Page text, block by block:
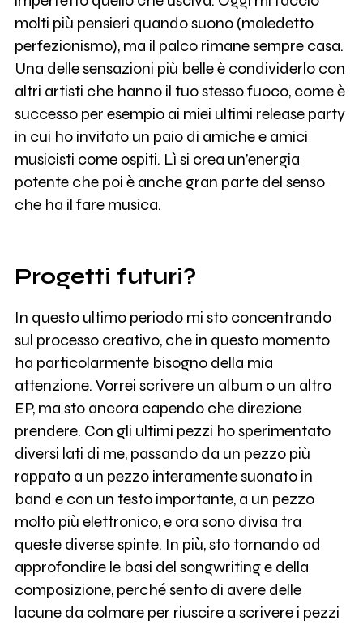
molti più pensieri quando suono (maledetto
perfezionismo), ma il palco rimane sempre casa.
Una delle sensazioni più belle è condividerlo con
altri artisti che hanno il tuo stesso fuoco, come è
successo per esempio ai miei ultimi release party
in cui ho invitato un paio di amiche e amici
musicisti come ospiti. Lì si crea un’energia
potente che poi è anche gran parte del senso
che ha il fare musica.
Progetti futuri?
In questo ultimo periodo mi sto concentrando
sul processo creativo, che in questo momento
ha particolarmente bisogno della mia
attenzione. Vorrei scrivere un album o un altro
EP, ma sto ancora capendo che direzione
prendere. Con gli ultimi pezzi ho sperimentato
diversi lati di me, passando da un pezzo più
rappato a un pezzo interamente suonato in
band e con un testo importante, a un pezzo
molto più elettronico, e ora sono divisa tra
queste diverse spinte. In più, sto tornando ad
approfondire le basi del songwriting e della
composizione, perché sento di avere delle
lacune da colmare per riuscire a scrivere i pezzi